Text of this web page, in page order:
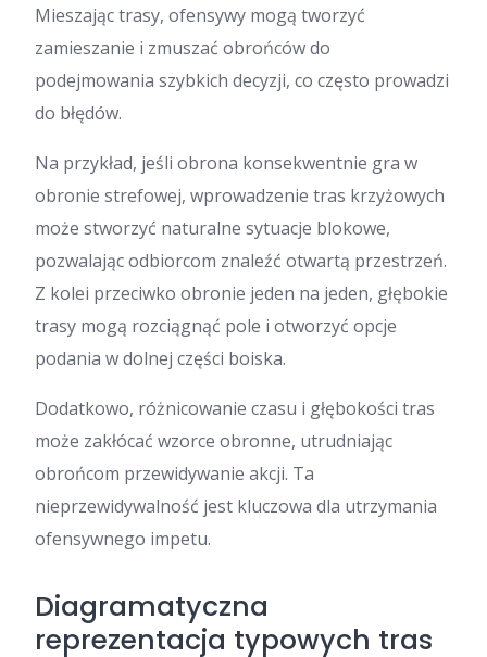
Mieszając trasy, ofensywy mogą tworzyć
zamieszanie i zmuszać obrońców do
podejmowania szybkich decyzji, co często prowadzi
do błędów.
Na przykład, jeśli obrona konsekwentnie gra w
obronie strefowej, wprowadzenie tras krzyżowych
może stworzyć naturalne sytuacje blokowe,
pozwalając odbiorcom znaleźć otwartą przestrzeń.
Z kolei przeciwko obronie jeden na jeden, głębokie
trasy mogą rozciągnąć pole i otworzyć opcje
podania w dolnej części boiska.
Dodatkowo, różnicowanie czasu i głębokości tras
może zakłócać wzorce obronne, utrudniając
obrońcom przewidywanie akcji. Ta
nieprzewidywalność jest kluczowa dla utrzymania
ofensywnego impetu.
Diagramatyczna
reprezentacja typowych tras